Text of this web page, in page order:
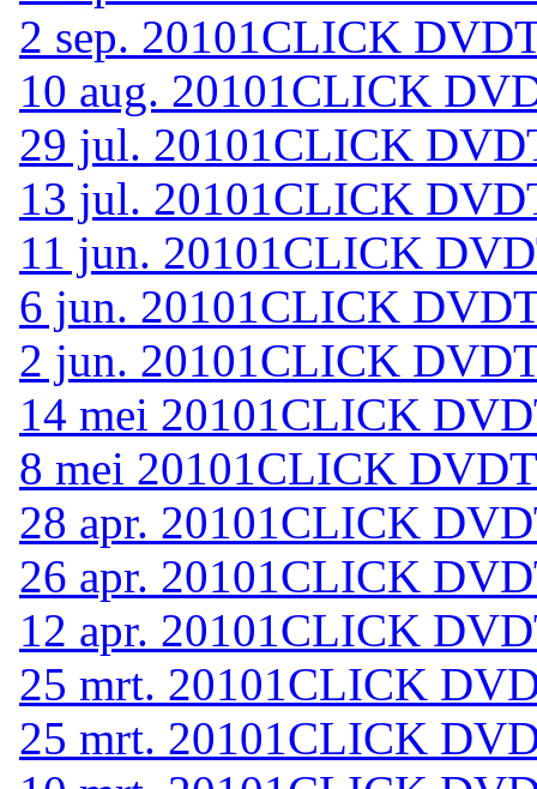
2 sep. 20101CLICK
10 aug. 20101CLICK
29 jul. 20101CLICK
13 jul. 20101CLICK
11 jun. 20101CLICK
6 jun. 20101CLICK
2 jun. 20101CLICK
14 mei 20101CLICK
8 mei 20101CLICK
28 apr. 20101CLICK
26 apr. 20101CLICK
12 apr. 20101CLICK
25 mrt. 20101CLICK
25 mrt. 20101CLICK